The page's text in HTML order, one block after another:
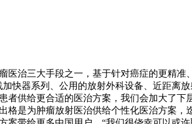
治三大手段之一，基于针对癌症的更精准
快器系列、公用的放射外科设备、近距离
者供给更合适的医治方案，我们会加大了
格是为肿瘤放射医治供给个性化医治方案